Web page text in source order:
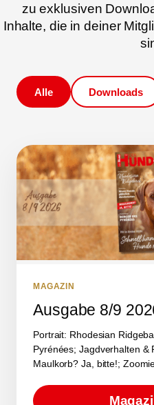
zu exklusiven
Inhalte, die in deiner
Alle Downloads
MAGAZIN
Ausgabe 8/9
Portrait: Rhodesian
Pyrénées; Jagdverhalten &
Maulkorb? Ja, bitte!;